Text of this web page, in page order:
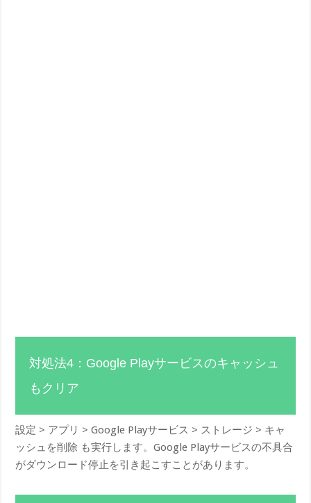
対処法4：Google Playサービスのキャッシュ
もクリア
設定 > アプリ > Google Playサービス > ストレージ > キャ
ッシュを削除 も実行します。Google Playサービスの不具合
がダウンロード停止を引き起こすことがあります。